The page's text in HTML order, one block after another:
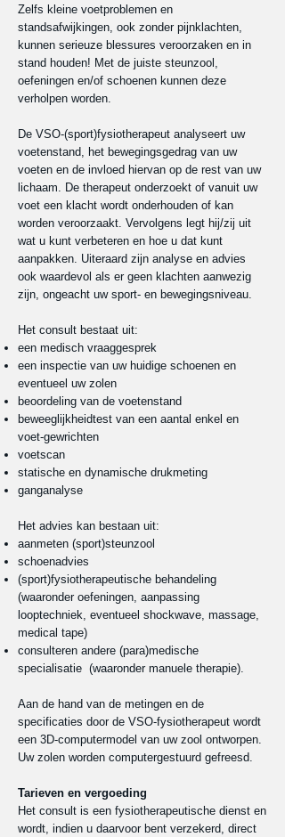
Zelfs kleine voetproblemen en
standsafwijkingen, ook zonder pijnklachten,
kunnen serieuze blessures veroorzaken en in
stand houden! Met de juiste steunzool,
oefeningen en/of schoenen kunnen deze
verholpen worden.
De VSO-(sport)fysiotherapeut analyseert uw
voetenstand, het bewegingsgedrag van uw
voeten en de invloed hiervan op de rest van uw
lichaam. De therapeut onderzoekt of vanuit uw
voet een klacht wordt onderhouden of kan
worden veroorzaakt. Vervolgens legt hij/zij uit
wat u kunt verbeteren en hoe u dat kunt
aanpakken. Uiteraard zijn analyse en advies
ook waardevol als er geen klachten aanwezig
zijn, ongeacht uw sport- en bewegingsniveau.
Het consult bestaat uit:
een medisch vraaggesprek
een inspectie van uw huidige schoenen en
eventueel uw zolen
beoordeling van de voetenstand
beweeglijkheidtest van een aantal enkel en
voet-gewrichten
voetscan
statische en dynamische drukmeting
ganganalyse
Het advies kan bestaan uit:
aanmeten (sport)steunzool
schoenadvies
(sport)fysiotherapeutische behandeling
(waaronder oefeningen, aanpassing
looptechniek, eventueel shockwave, massage,
medical tape)
consulteren andere (para)medische
specialisatie (waaronder manuele therapie).
Aan de hand van de metingen en de
specificaties door de VSO-fysiotherapeut wordt
een 3D-computermodel van uw zool ontworpen.
Uw zolen worden computergestuurd gefreesd.
Tarieven en vergoeding
Het consult is een fysiotherapeutische dienst en
wordt, indien u daarvoor bent verzekerd, direct